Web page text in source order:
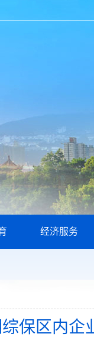
经济服务
保区内企